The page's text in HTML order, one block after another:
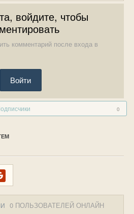
войдите, чтобы
комментарий после входа в
Войти
0
0 ПОЛЬЗОВАТЕЛЕЙ ОНЛАЙН